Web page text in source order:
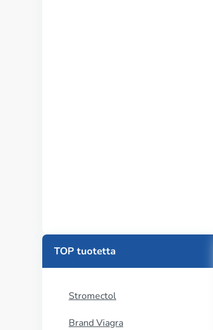
TOP tuotetta
Stromectol
Brand Viagra